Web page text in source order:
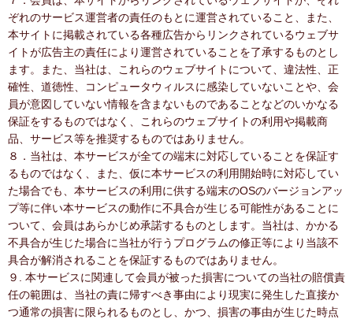
ぞれのサービス運営者の責任のもとに運営されていること、また、
本サイトに掲載されている各種広告からリンクされているウェブサ
イトが広告主の責任により運営されていることを了承するものとし
ます。また、当社は、これらのウェブサイトについて、違法性、正
確性、道徳性、コンピュータウィルスに感染していないことや、会
員が意図していない情報を含まないものであることなどのいかなる
保証をするものではなく、これらのウェブサイトの利用や掲載商
品、サービス等を推奨するものではありません。
８．当社は、本サービスが全ての端末に対応していることを保証す
るものではなく、また、仮に本サービスの利用開始時に対応してい
た場合でも、本サービスの利用に供する端末のOSのバージョンアッ
プ等に伴い本サービスの動作に不具合が生じる可能性があることに
ついて、会員はあらかじめ承諾するものとします。当社は、かかる
不具合が生じた場合に当社が行うプログラムの修正等により当該不
具合が解消されることを保証するものではありません。
９. 本サービスに関連して会員が被った損害についての当社の賠償責
任の範囲は、当社の責に帰すべき事由により現実に発生した直接か
つ通常の損害に限られるものとし、かつ、損害の事由が生じた時点